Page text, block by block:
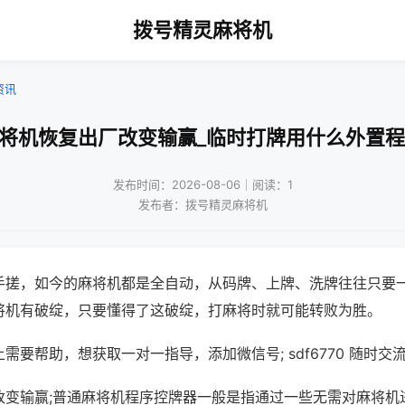
拨号精灵麻将机
讯
机恢复出厂改变输赢_临时打牌用什么外置
发布时间：2026-08-06｜阅读：1
发布者：拨号精灵麻将机
，如今的麻将机都是全自动，从码牌、上牌、洗牌往往只要
有破绽，只要懂得了这破绽，打麻将时就可能转败为胜。
需要帮助，想获取一对一指导，添加微信号; sdf6770 随时交
输赢;普通麻将机程序控牌器一般是指通过一些无需对麻将